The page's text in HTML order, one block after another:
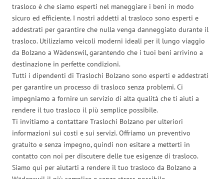
trasloco è che siamo esperti nel maneggiare i beni in modo
sicuro ed efficiente. I nostri addetti al trasloco sono esperti e
addestrati per garantire che nulla venga danneggiato durante il
trasloco. Utilizziamo veicoli moderni ideali per il lungo viaggio
da Bolzano a Wädenswil, garantendo che i tuoi beni arrivino a
destinazione in perfette condizioni.
Tutti i dipendenti di Traslochi Bolzano sono esperti e addestrati
per garantire un processo di trasloco senza problemi. Ci
impegniamo a fornire un servizio di alta qualità che ti aiuti a
rendere il tuo trasloco il più semplice possibile.
Ti invitiamo a contattare Traslochi Bolzano per ulteriori
informazioni sui costi e sui servizi. Offriamo un preventivo
gratuito e senza impegno, quindi non esitare a metterti in
contatto con noi per discutere delle tue esigenze di trasloco.
Siamo qui per aiutarti a rendere il tuo trasloco da Bolzano a